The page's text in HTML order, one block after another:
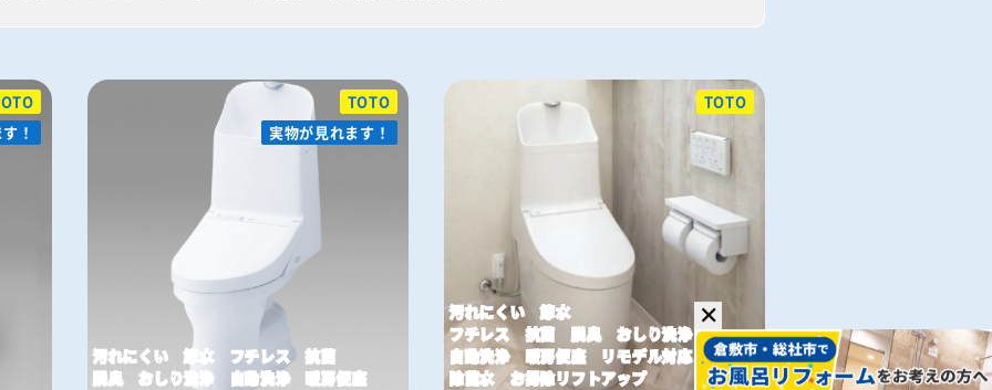
！
！
TOTO
実物が見れます！
実物が見れます！
汚れにくい 節水 フチレス 抗菌
脱臭 おしり洗浄 自動洗浄 暖房便座
TOTO
汚れにくい 節水
フチレス 抗菌 脱臭 おしり洗浄
自動洗浄 暖房便座 リモデル対応
除菌水 お掃除リフトアップ
✕